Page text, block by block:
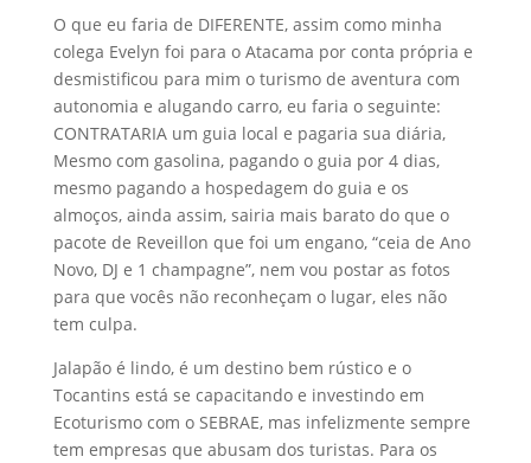
O que eu faria de DIFERENTE, assim como minha
colega Evelyn foi para o Atacama por conta própria e
desmistificou para mim o turismo de aventura com
autonomia e alugando carro, eu faria o seguinte:
CONTRATARIA um guia local e pagaria sua diária,
Mesmo com gasolina, pagando o guia por 4 dias,
mesmo pagando a hospedagem do guia e os
almoços, ainda assim, sairia mais barato do que o
pacote de Reveillon que foi um engano, “ceia de Ano
Novo, DJ e 1 champagne”, nem vou postar as fotos
para que vocês não reconheçam o lugar, eles não
tem culpa.
Jalapão é lindo, é um destino bem rústico e o
Tocantins está se capacitando e investindo em
Ecoturismo com o SEBRAE, mas infelizmente sempre
tem empresas que abusam dos turistas. Para os